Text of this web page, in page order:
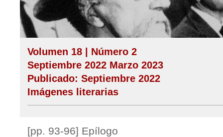
Volumen 18 | Número 2
Septiembre 2022 Marzo 2023
Publicado: Septiembre 2022
Imágenes literarias
[pp. 93-96] Epílogo